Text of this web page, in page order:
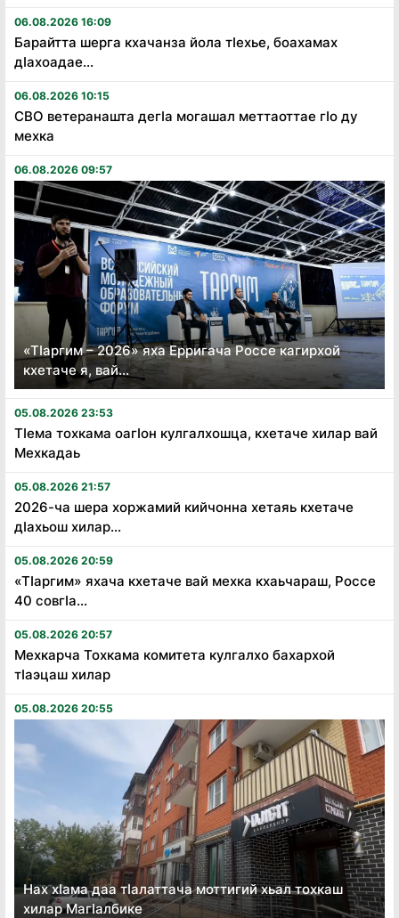
06.08.2026 16:09
Барайтта шерга кхачанза йола тӏехье, боахамах
дӏахоадае...
06.08.2026 10:15
СВО ветеранашта дегӏа могашал меттаоттае гӏо ду
мехка
06.08.2026 09:57
«Тӏаргим – 2026» яха Ерригача Россе кагирхой
кхетаче я, вай...
05.08.2026 23:53
Тӏема тохкама оагӏон кулгалхошца, кхетаче хилар вай
Мехкадаь
05.08.2026 21:57
2026-ча шера хоржамий кийчонна хетаяь кхетаче
дӏахьош хилар...
05.08.2026 20:59
«Тӏаргим» яхача кхетаче вай мехка кхаьчараш, Россе
40 совгӏа...
05.08.2026 20:57
Мехкарча Тохкама комитета кулгалхо бахархой
тӏаэцаш хилар
05.08.2026 20:55
Нах хӏама даа тӏалаттача моттигий хьал тохкаш
хилар Магӏалбике